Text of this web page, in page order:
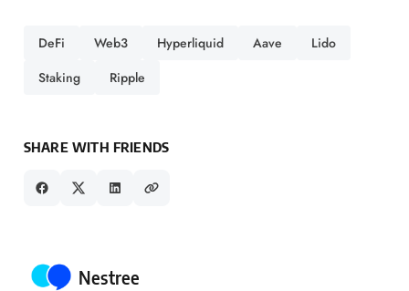
DeFi Web3 Hyperliquid Aave
Lido
Staking
Ripple
SHARE WITH FRIENDS
Posted by
Nestree